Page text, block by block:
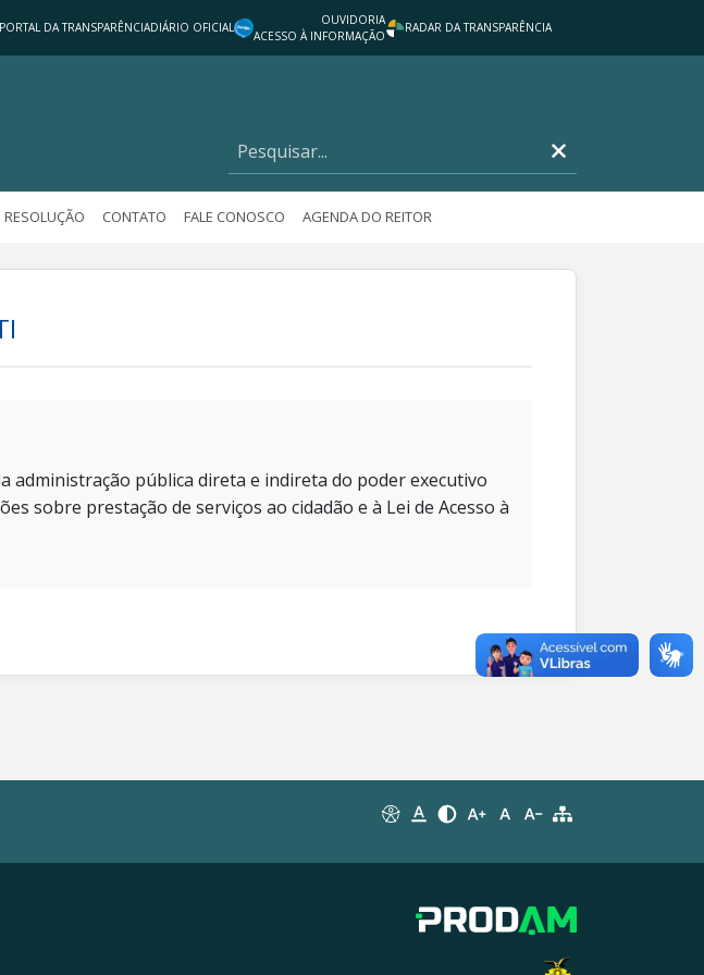
PORTAL DA TRANSPARÊNCIADIÁRIO OFICIAL
OUVIDORIA
ACESSO À INFORMAÇÃO
RADAR DA TRANSPARÊNCIA
RESOLUÇÃO CONTATO FALE CONOSCO AGENDA DO REITOR
administração pública direta e indireta do poder executivo
sobre prestação de serviços ao cidadão e à Lei de Acesso à